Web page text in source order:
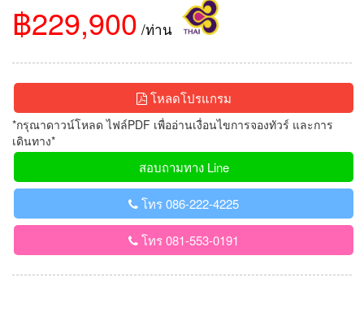
฿229,900 /ท่าน
โหลดโปรแกรม
*กรุณาดาวน์โหลด ไฟล์PDF เพื่ออ่านเงื่อนไขการจองทัวร์ และการ
เดินทาง*
สอบถามทาง Line
โทร 086-222-4225
โทร 081-553-0191